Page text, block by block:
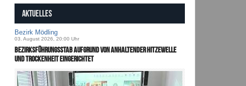
AKTUELLES
Bezirk Mödling
03. August 2026, 20:00 Uhr
Bezirksführungsstab aufgrund von anhaltender Hitzewelle
und Trockenheit eingerichtet